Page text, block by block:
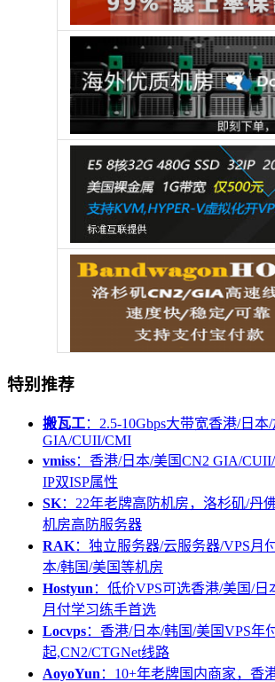
特别推荐
搬瓦工：2.5-10Gbps大带宽香港/日
GIA/CUII/CMI
vmiss：香港/日本/美国CN2 GIA/
IP双ISP属性
SK：22年老牌高防机房，洛杉矶/丹
机房高防服务器
RAK：独立服务器/云服务器/VPS月
本/韩国/美国等机房
Hostyun ：低价VPS可选香港/美国/
月付学习练手首选
Locvps：香港/日本/韩国/美国VPS年
起,CN2/CTGNet线路
AoyoYun ：10+年老牌国内商家，香